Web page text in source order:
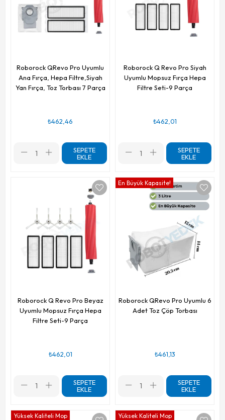
Roborock QRevo Pro Uyumlu
Ana Fırça, Hepa Filtre,Siyah
Yan Fırça, Toz Torbası 7 Parça
₺462,46
SEPETE
EKLE
Roborock Q Revo Pro Siyah
Uyumlu Mopsuz Fırça Hepa
Filtre Seti-9 Parça
₺462,01
SEPETE
EKLE
Roborock Q Revo Pro Beyaz
Uyumlu Mopsuz Fırça Hepa
Filtre Seti-9 Parça
₺462,01
SEPETE
EKLE
Roborock QRevo Pro Uyumlu 6
Adet Toz Çöp Torbası
₺461,13
SEPETE
EKLE
En Büyük Kapasite!
Yüksek Kaliteli Mop Yüksek Kaliteli Mop